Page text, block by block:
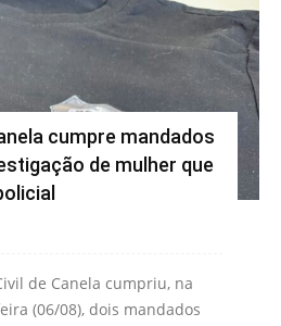
cumpre mandados
de mulher que
de Canela cumpriu, na
(06/08), dois mandados